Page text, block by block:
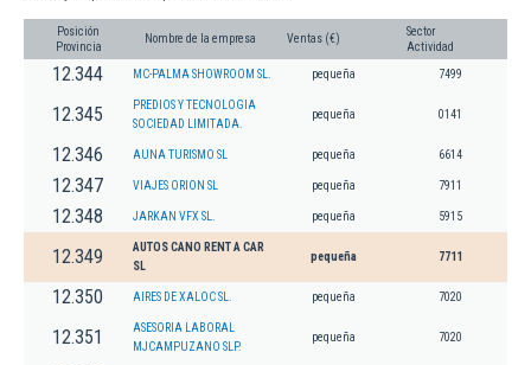
Posición
Provincia
Nombre de la empresa Ventas (€)
Sector
Actividad
12.344 MC-PALMA SHOWROOM SL. pequeña 7499
12.345
PREDIOS Y TECNOLOGIA
SOCIEDAD LIMITADA.
pequeña 0141
12.346 AUNA TURISMO SL pequeña 6614
12.347 VIAJES ORION SL pequeña 7911
12.348 JARKAN VFX SL. pequeña 5915
12.349
AUTOS CANO RENT A CAR
SL
pequeña 7711
12.350 AIRES DE XALOC SL. pequeña 7020
12.351
ASESORIA LABORAL
MJCAMPUZANO SLP.
pequeña 7020